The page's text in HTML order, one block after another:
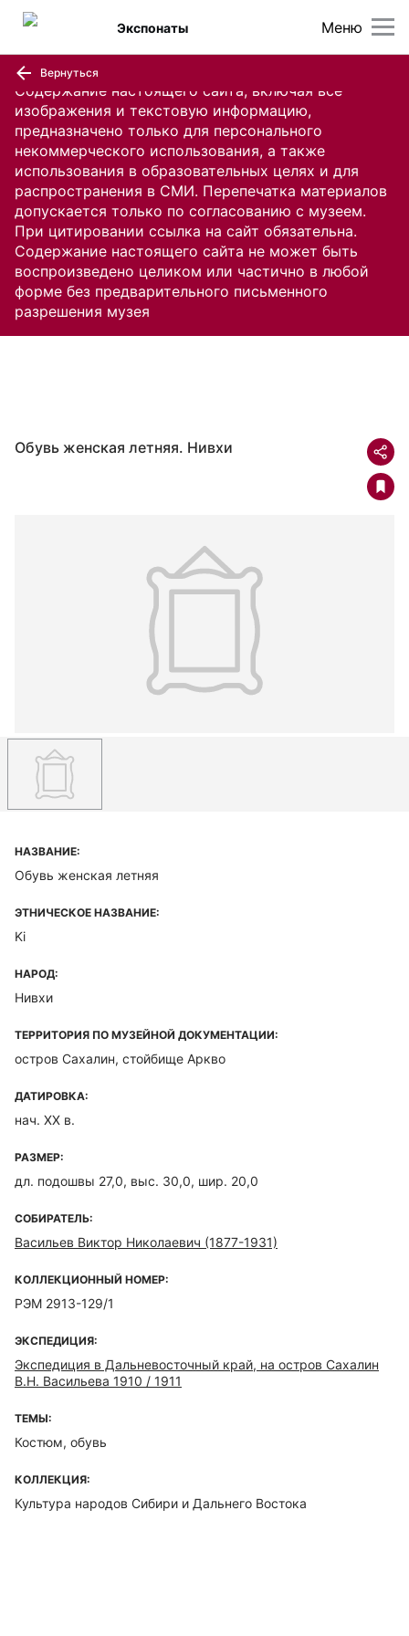
Содержание настоящего сайта, включая все
изображения и текстовую информацию,
предназначено только для персонального
некоммерческого использования, а также
использования в образовательных целях и для
распространения в СМИ. Перепечатка материалов
допускается только по согласованию с музеем.
При цитировании ссылка на сайт обязательна.
Содержание настоящего сайта не может быть
воспроизведено целиком или частично в любой
форме без предварительного письменного
разрешения музея
Меню
Экспонаты
Вернуться
Обувь женская летняя. Нивхи
НАЗВАНИЕ:
Обувь женская летняя
ЭТНИЧЕСКОЕ НАЗВАНИЕ:
Ki
НАРОД:
Нивхи
ТЕРРИТОРИЯ ПО МУЗЕЙНОЙ ДОКУМЕНТАЦИИ:
остров Сахалин, стойбище Аркво
ДАТИРОВКА:
нач. ХХ в.
РАЗМЕР:
дл. подошвы 27,0, выс. 30,0, шир. 20,0
СОБИРАТЕЛЬ:
Васильев Виктор Николаевич (1877-1931)
КОЛЛЕКЦИОННЫЙ НОМЕР:
РЭМ 2913-129/1
ЭКСПЕДИЦИЯ:
Экспедиция в Дальневосточный край, на остров Сахалин
В.Н. Васильева 1910 / 1911
ТЕМЫ:
Костюм, обувь
КОЛЛЕКЦИЯ:
Культура народов Сибири и Дальнего Востока